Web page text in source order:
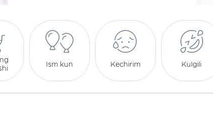
Ism kun Kechirim Kulgili